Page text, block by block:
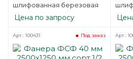
шлифованная березовая
Цена по запросу
Под заказ
Арт.: 100431 Арт.: